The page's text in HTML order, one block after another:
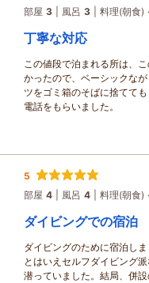
部屋 3 風呂 3 料理(朝食)
丁寧な対応
この値段で泊まれる所は、
かったので、ベーシックな
ツをゴミ箱のそばに捨てて
電話をもらいました。
5
部屋 4 風呂 4 料理(朝食)
ダイビングでの宿泊
ダイビングのために宿泊しま
とはいえセルフダイビング
潜っていました。結局、併